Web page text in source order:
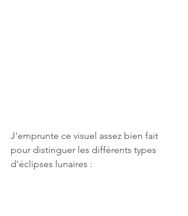
J'emprunte ce visuel assez bien fait
pour distinguer les différents types
d'éclipses lunaires :